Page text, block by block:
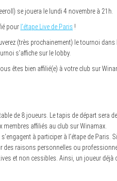
se jouera le lundi 4 novembre à 21h.
pour l’étape Live de Paris !
(très prochainement) le tournoi dans
s’affiche sur le lobby.
êtes bien affilié(e) à votre club sur
de 8 joueurs. Le tapis de départ sera
membres affiliés au club sur Winamax.
à participer à l’étape de
des raisons personnelles ou
et non cessibles. Ainsi, un joueur déjà